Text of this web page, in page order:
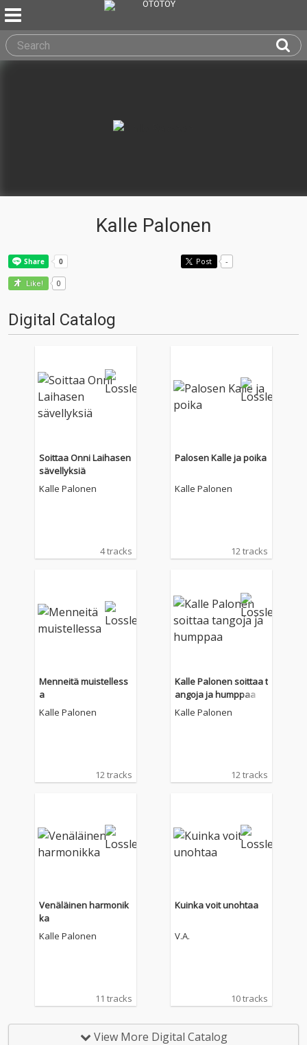
Kalle Palonen
Post -
Like! 0
Digital Catalog
Soittaa Onni Laihasen
sävellyksiä
Kalle Palonen
4 tracks
Palosen Kalle ja poika
Kalle Palonen
12 tracks
Menneitä muistelless
a
Kalle Palonen
12 tracks
Kalle Palonen soittaa t
angoja ja humppaa
Kalle Palonen
12 tracks
Venäläinen harmonik
ka
Kalle Palonen
11 tracks
Kuinka voit unohtaa
V.A.
10 tracks
View More Digital Catalog